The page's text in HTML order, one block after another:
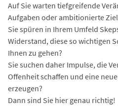
Auf Sie warten tiefgreifende
Aufgaben oder ambitionierte
Sie spüren in Ihrem Umfeld
Widerstand, diese so wichtigen
Ihnen zu gehen?
Sie suchen daher Impulse, die
Offenheit schaffen und eine
erzeugen?
Dann sind Sie hier genau richtig!